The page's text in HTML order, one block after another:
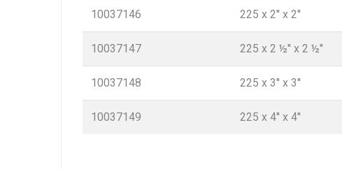
10037146 225 x 2'' x 2''
10037147 225 x 2 ½'' x 2 ½''
10037148 225 x 3'' x 3''
10037149 225 x 4'' x 4''